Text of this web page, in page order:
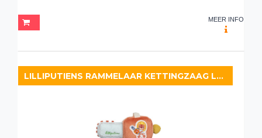
MEER INFO
LILLIPUTIENS RAMMELAAR KETTINGZAAG LEEUW JACK